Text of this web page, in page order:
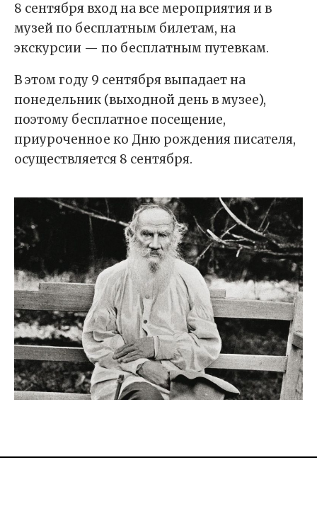
8 сентября вход на все мероприятия и в
музей по бесплатным билетам, на
экскурсии — по бесплатным путевкам.
В этом году 9 сентября выпадает на
понедельник (выходной день в музее),
поэтому бесплатное посещение,
приуроченное ко Дню рождения писателя,
осуществляется 8 сентября.